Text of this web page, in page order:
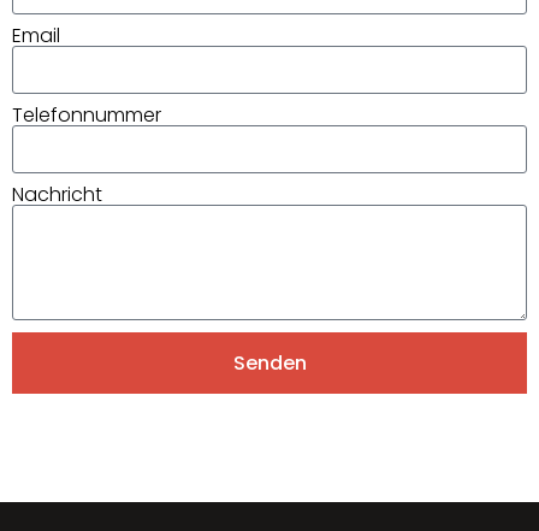
Email
Telefonnummer
Nachricht
Senden